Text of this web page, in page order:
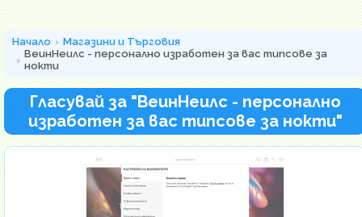
Начало
Магазини и Търговия
ВеинНеилс - персонално изработен за вас типсове за
нокти
Гласувай за "ВеинНеилс - персонално
изработен за вас типсове за нокти"